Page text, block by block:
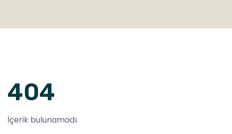
404
İçerik bulunamadı.